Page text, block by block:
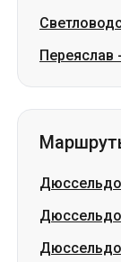
Переяслав -